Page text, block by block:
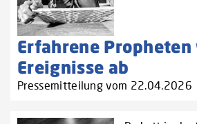
Erfahrene
Ereignisse ab
Pressemitteilung vom 22.04.2026